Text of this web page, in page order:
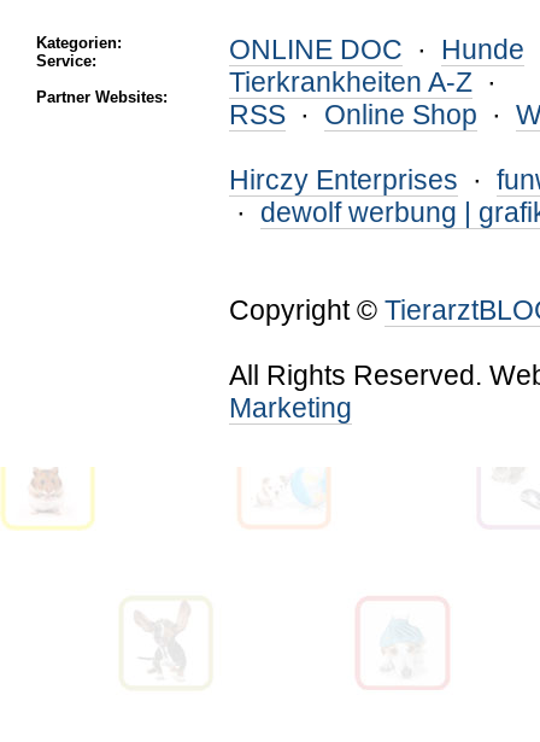
Kategorien:
Service:
Partner Websites:
ONLINE DOC · Hunde
Tierkrankheiten A-Z ·
RSS · Online Shop ·
Hirczy Enterprises ·
· dewolf werbung |
Copyright ©
All Rights Reserved.
Marketing